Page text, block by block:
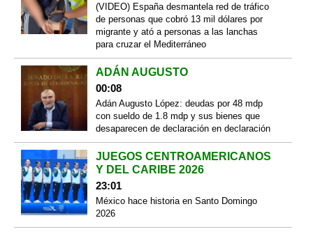
(VIDEO) España desmantela red de tráfico
de personas que cobró 13 mil dólares por
migrante y ató a personas a las lanchas
para cruzar el Mediterráneo
ADÁN AUGUSTO
00:08
Adán Augusto López: deudas por 48 mdp
con sueldo de 1.8 mdp y sus bienes que
desaparecen de declaración en declaración
JUEGOS CENTROAMERICANOS
Y DEL CARIBE 2026
23:01
México hace historia en Santo Domingo
2026